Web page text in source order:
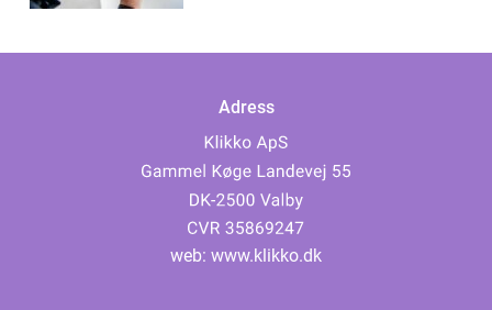
Adress
web: www.klikko.dk